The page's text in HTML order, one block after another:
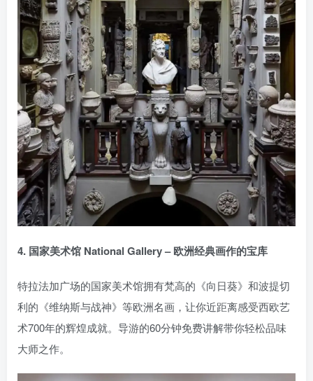
4. 国家美术馆 National Gallery – 欧洲经典画作的宝库
特拉法加广场的国家美术馆拥有梵高的《向日葵》和波提切
利的《维纳斯与战神》等欧洲名画，让你近距离感受西欧艺
术700年的辉煌成就。导游的60分钟免费讲解带你轻松品味
大师之作。